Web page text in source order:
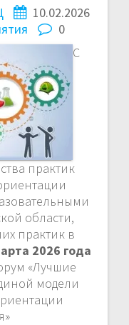
10.02.2026
0
С
практик
области,
практик в
2026 года
«Лучшие
модели